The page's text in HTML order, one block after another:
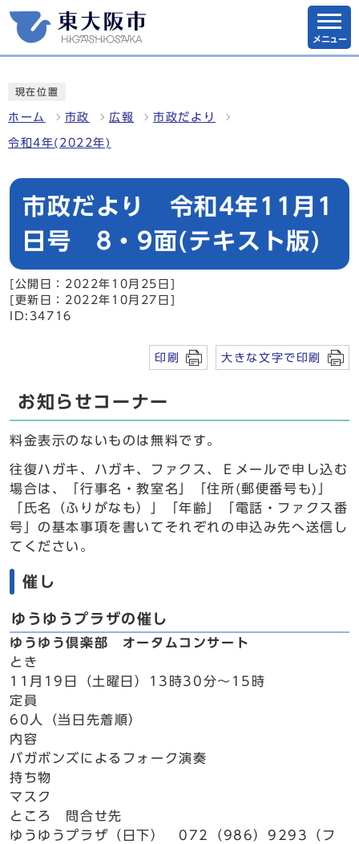
メニュー
現在位置
ホーム 市政 広報 市政だより
令和4年(2022年)
市政だより 令和4年11月1
日号 8・9面(テキスト版)
[公開日：2022年10月25日]
[更新日：2022年10月27日]
ID:34716
印刷 大きな文字で印刷
お知らせコーナー
料金表示のないものは無料です。
往復ハガキ、ハガキ、ファクス、Ｅメールで申し込む
場合は、「行事名・教室名」「住所(郵便番号も)」
「氏名（ふりがなも）」「年齢」「電話・ファクス番
号」の基本事項を書いてそれぞれの申込み先へ送信し
てください。
催し
ゆうゆうプラザの催し
ゆうゆう倶楽部 オータムコンサート
とき
11月19日（土曜日）13時30分～15時
定員
60人（当日先着順）
内容
バガボンズによるフォーク演奏
持ち物
マスク
ところ 問合せ先
ゆうゆうプラザ（日下） 072（986）9293（フ